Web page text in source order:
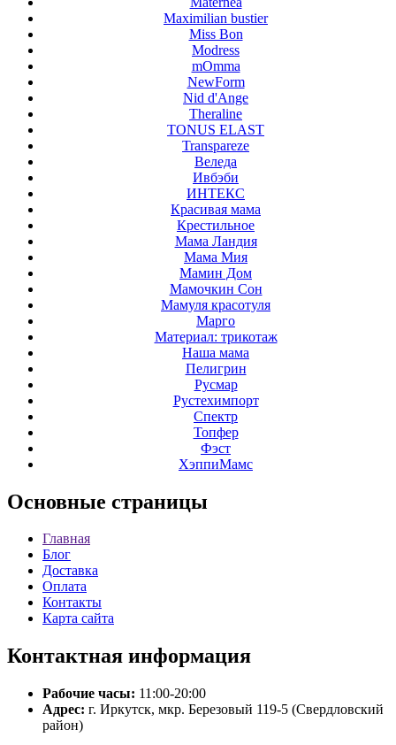
Maximilian bustier
Miss Bon
Modress
mOmma
NewForm
Nid d'Ange
Theraline
TONUS ELAST
Transpareze
Веледа
Ивбэби
ИНТЕКС
Красивая мама
Крестильное
Мама Ландия
Мама Мия
Мамин Дом
Мамочкин Сон
Мамуля красотуля
Марго
Материал: трикотаж
Наша мама
Пелигрин
Русмар
Рустехимпорт
Спектр
Топфер
Фэст
ХэппиМамс
Основные страницы
Главная
Блог
Доставка
Оплата
Контакты
Карта сайта
Контактная информация
Рабочие часы: 11:00-20:00
Адрес: г. Иркутск, мкр. Березовый 119-5 (Свердловский
район)